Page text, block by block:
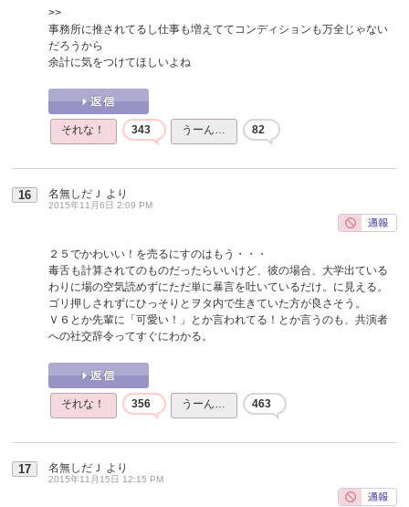
>>
事務所に推されてるし仕事も増えててコンディションも万全じゃない
だろうから
余計に気をつけてほしいよね
それな！ 343 うーん… 82
16 名無しだＪ より
2015年11月6日 2:09 PM
２５でかわいい！を売るにすのはもう・・・
毒舌も計算されてのものだったらいいけど、彼の場合、大学出ている
わりに場の空気読めずにただ単に暴言を吐いているだけ。に見える。
ゴリ押しされずにひっそりとヲタ内で生きていた方が良さそう。
Ｖ６とか先輩に「可愛い！」とか言われてる！とか言うのも、共演者
への社交辞令ってすぐにわかる。
それな！ 356 うーん… 463
17 名無しだＪ より
2015年11月15日 12:15 PM